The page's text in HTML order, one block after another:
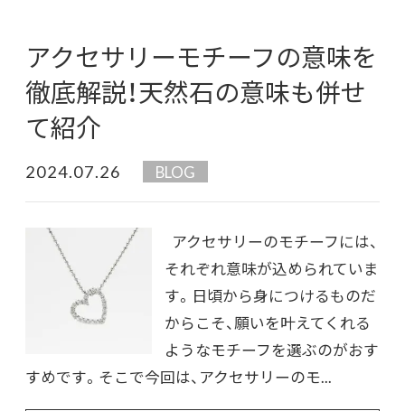
アクセサリーモチーフの意味を
徹底解説！天然石の意味も併せ
て紹介
2024.07.26 BLOG
アクセサリーのモチーフには、
それぞれ意味が込められていま
す。日頃から身につけるものだ
からこそ、願いを叶えてくれる
ようなモチーフを選ぶのがおす
すめです。そこで今回は、アクセサリーのモ...